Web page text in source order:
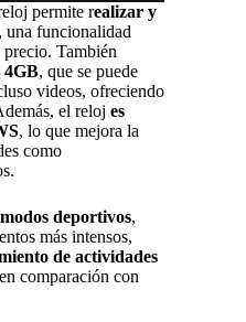
permite realizar y
, una funcionalidad
precio. También
4GB, que se puede
videos, ofreciendo
el reloj es
, lo que mejora la
como
deportivos,
más intensos,
de actividades
comparación con